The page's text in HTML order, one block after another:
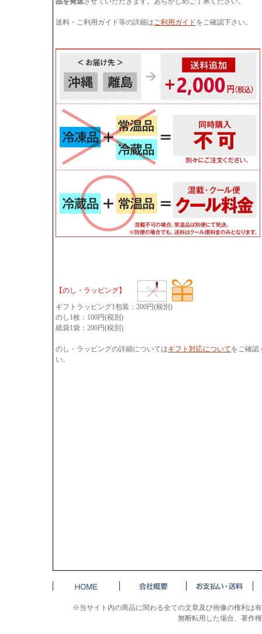
送料・ご利用ガイド等の詳細はご利用ガイドをご確認下さい。
【のし・ラッピング】
ギフトラッピング1包装：200円(税別)
のし1枚：100円(税別)
紙袋1袋：200円(税別)
のし・ラッピングの詳細についてはギフト対応についてをご確認
い。
※当サイト内の商品に関わる全ての文章及び画像の権利は
無断転用した場合、著作